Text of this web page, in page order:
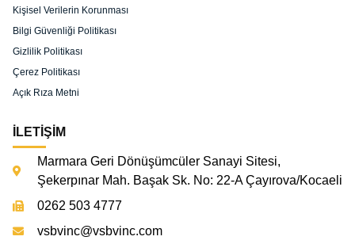
Kişisel Verilerin Korunması
Bilgi Güvenliği Politikası
Gizlilik Politikası
Çerez Politikası
Açık Rıza Metni
İLETİŞİM
Marmara Geri Dönüşümcüler Sanayi Sitesi,
Şekerpınar Mah. Başak Sk. No: 22-A Çayırova/Kocaeli
0262 503 4777
vsbvinc@vsbvinc.com